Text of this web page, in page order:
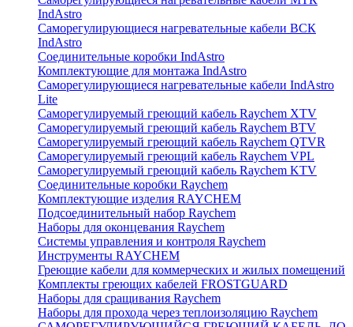
IndAstro
Саморегулирующиеся нагревательные кабели ВСК
IndAstro
Соединительные коробки IndAstro
Комплектующие для монтажа IndAstro
Саморегулирующиеся нагревательные кабели IndAstro
Lite
Саморегулируемый греющий кабель Raychem XTV
Саморегулируемый греющий кабель Raychem BTV
Саморегулируемый греющий кабель Raychem QTVR
Саморегулируемый греющий кабель Raychem VPL
Саморегулируемый греющий кабель Raychem KTV
Соединительные коробки Raychem
Комплектующие изделия RAYCHEM
Подсоединительный набор Raychem
Наборы для оконцевания Raychem
Системы управления и контроля Raychem
Инструменты RAYCHEM
Греющие кабели для коммерческих и жилых помещений
Комплекты греющих кабелей FROSTGUARD
Наборы для сращивания Raychem
Наборы для прохода через теплоизоляцию Raychem